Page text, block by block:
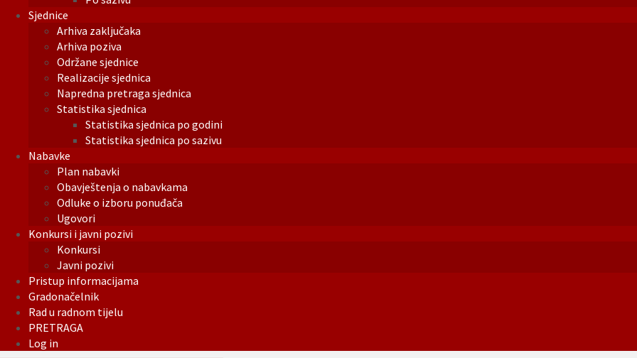
Sjednice
Arhiva zaključaka
Arhiva poziva
Održane sjednice
Realizacije sjednica
Napredna pretraga sjednica
Statistika sjednica
Statistika sjednica po godini
Statistika sjednica po sazivu
Nabavke
Plan nabavki
Obavještenja o nabavkama
Odluke o izboru ponuđača
Ugovori
Konkursi i javni pozivi
Konkursi
Javni pozivi
Pristup informacijama
Gradonačelnik
Rad u radnom tijelu
PRETRAGA
Log in